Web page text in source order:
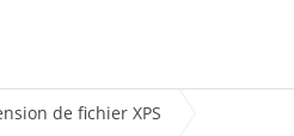
de fichier XPS